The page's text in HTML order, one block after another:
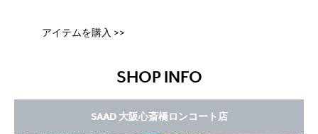
アイテムを購入 >>
SHOP INFO
SAAD 大阪心斎橋ロンコート店